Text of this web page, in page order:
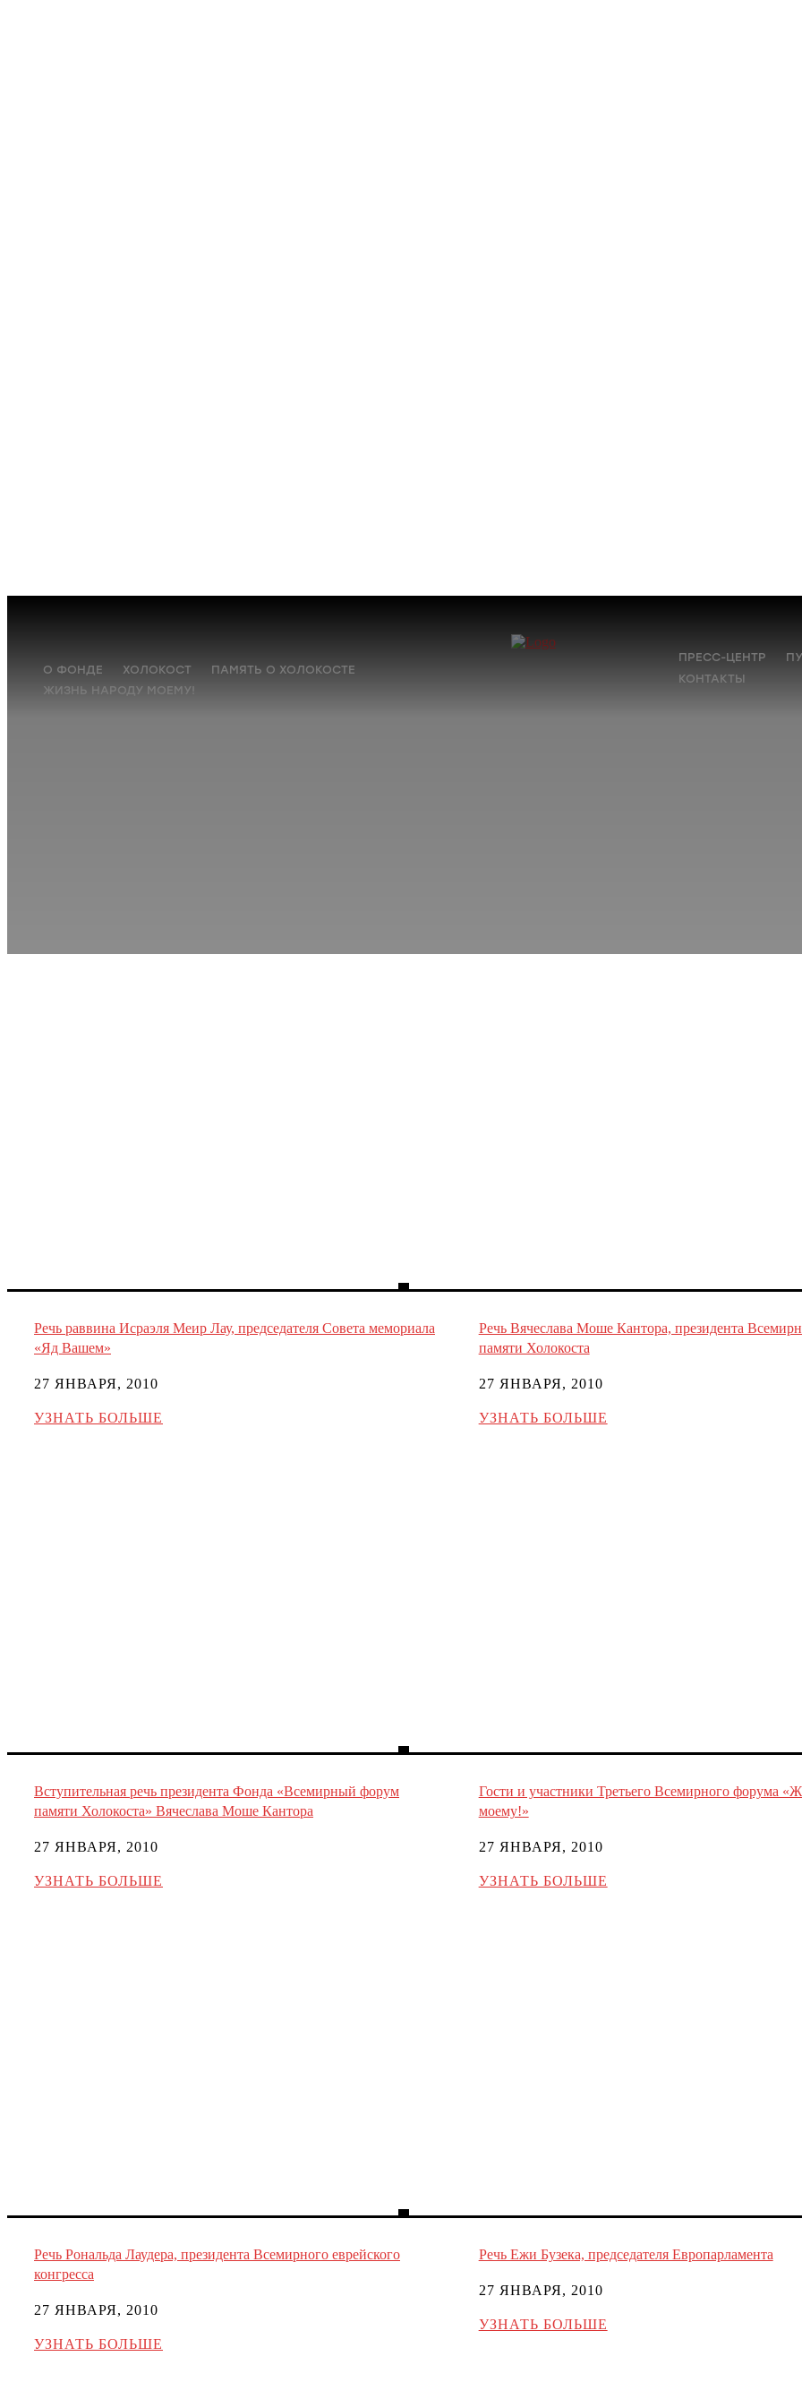
О ФОНДЕ ХОЛОКОСТ
ПАМЯТЬ О ХОЛОКОСТЕ
ЖИЗНЬ НАРОДУ МОЕМУ!
ПРЕСС-ЦЕНТР
КОНТАКТЫ
Речь раввина Исраэля Меир Лау, председателя Совета мемориала
«Яд Вашем»
27 ЯНВАРЯ, 2010
УЗНАТЬ БОЛЬШЕ
Речь Вячеслава Моше Кантора, президента
памяти Холокоста
27 ЯНВАРЯ, 2010
УЗНАТЬ БОЛЬШЕ
Вступительная речь президента Фонда «Всемирный форум
памяти Холокоста» Вячеслава Моше Кантора
27 ЯНВАРЯ, 2010
УЗНАТЬ БОЛЬШЕ
Гости и участники Третьего Всемирного форума
моему!»
27 ЯНВАРЯ, 2010
УЗНАТЬ БОЛЬШЕ
Речь Рональда Лаудера, президента Всемирного еврейского
конгресса
27 ЯНВАРЯ, 2010
УЗНАТЬ БОЛЬШЕ
Речь Ежи Бузека, председателя Европарламента
27 ЯНВАРЯ, 2010
УЗНАТЬ БОЛЬШЕ